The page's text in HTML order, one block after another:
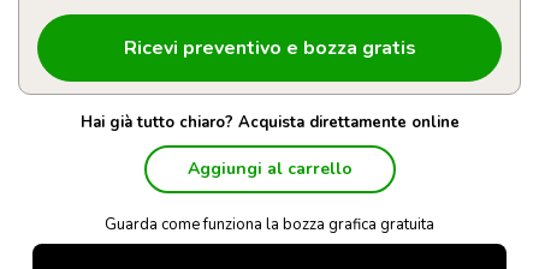
Hai già tutto chiaro? Acquista direttamente online
Aggiungi al carrello
Guarda come funziona la bozza grafica gratuita